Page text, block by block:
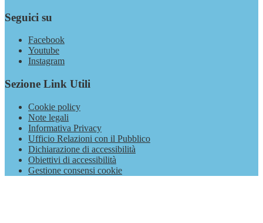
Seguici su
Facebook
Youtube
Instagram
Sezione Link Utili
Cookie policy
Note legali
Informativa Privacy
Ufficio Relazioni con il Pubblico
Dichiarazione di accessibilità
Obiettivi di accessibilità
Gestione consensi cookie